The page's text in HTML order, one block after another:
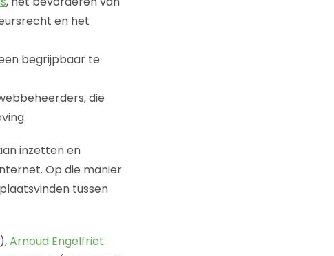
en het
begrijpbaar te
die
inzetten en
Op die manier
tussen
Arnoud Engelfriet